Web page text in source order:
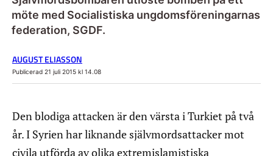
möte med Socialistiska ungdomsföreningarnas
federation, SGDF.
AUGUST ELIASSON
Publicerad 21 juli 2015 kl 14.08
Den blodiga attacken är den värsta i Turkiet på två
år. I Syrien har liknande självmordsattacker mot
civila utförda av olika extremislamistiska